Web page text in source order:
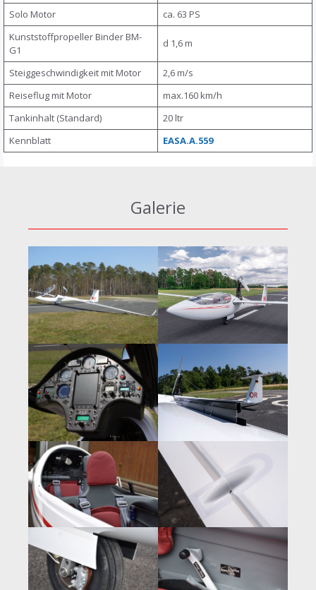
Solo Motor
ca. 63 PS
Kunststoffpropeller Binder BM-
G1
d 1,6 m
Steiggeschwindigkeit mit Motor
2,6 m/s
Reiseflug mit Motor
max.160 km/h
Tankinhalt (Standard)
20 ltr
Kennblatt
EASA.A.559
Galerie